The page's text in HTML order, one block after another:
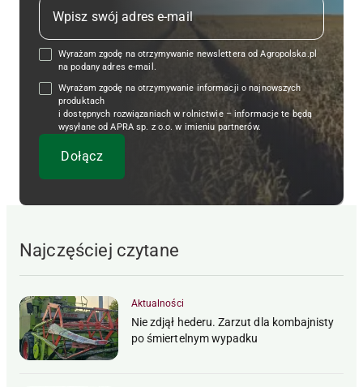
Wyrażam zgodę na otrzymywanie newslettera od Agropolska.pl
na podany adres e-mail.
Wyrażam zgodę na otrzymywanie informacji o najnowszych
produktach
i dostępnych rozwiązaniach w rolnictwie – informacje te będą
wysyłane od APRA sp. z o.o. w imieniu partnerów.
Najczęściej czytane
Aktualności
Nie zdjął hederu. Zarzut dla kombajnisty
po śmiertelnym wypadku